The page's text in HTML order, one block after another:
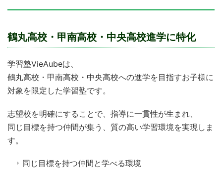
鶴丸高校・甲南高校・中央高校進学に特化
学習塾VieAubeは、
鶴丸高校・甲南高校・中央高校への進学を目指すお子様に
対象を限定した学習塾です。
志望校を明確にすることで、指導に一貫性が生まれ、
同じ目標を持つ仲間が集う、質の高い学習環境を実現しま
す。
同じ目標を持つ仲間と学べる環境